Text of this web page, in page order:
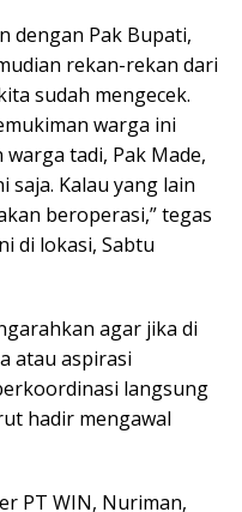
dengan Pak Bupati,
rekan-rekan dari
sudah mengecek.
warga ini
tadi, Pak Made,
saja. Kalau yang lain
beroperasi,” tegas
di lokasi, Sabtu
agar jika di
atau aspirasi
langsung
hadir mengawal
PT WIN, Nuriman,